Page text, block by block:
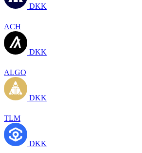
DKK
ACH
DKK
ALGO
DKK
TLM
DKK